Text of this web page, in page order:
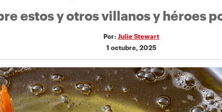
estos y otros villanos y héroes
Por:Julie Stewart
1 octubre, 2025